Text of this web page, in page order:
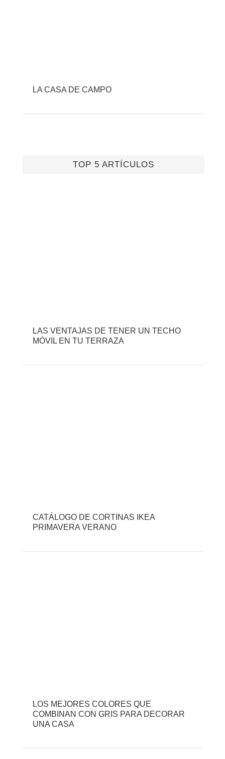
LA CASA DE CAMPO
TOP 5 ARTÍCULOS
LAS VENTAJAS DE TENER UN TECHO
MÓVIL EN TU TERRAZA
CATÁLOGO DE CORTINAS IKEA
PRIMAVERA VERANO
LOS MEJORES COLORES QUE
COMBINAN CON GRIS PARA DECORAR
UNA CASA